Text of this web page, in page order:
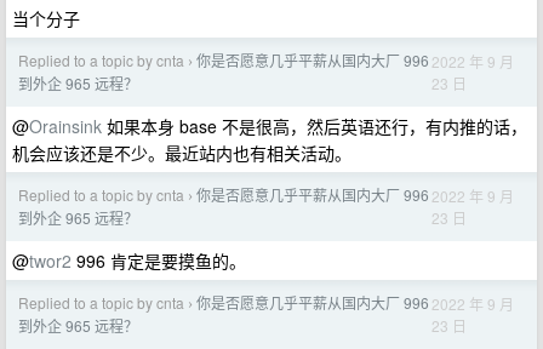
当个分子
Replied to a topic by cnta › 你是否愿意几乎平薪从国内大厂 996
到外企 965 远程？
2022 年 9 月
23 日
@Orainsink 如果本身 base 不是很高，然后英语还行，有内推的话，
机会应该还是不少。最近站内也有相关活动。
Replied to a topic by cnta › 你是否愿意几乎平薪从国内大厂 996
到外企 965 远程？
2022 年 9 月
23 日
@twor2 996 肯定是要摸鱼的。
Replied to a topic by cnta › 你是否愿意几乎平薪从国内大厂 996
到外企 965 远程？
2022 年 9 月
23 日